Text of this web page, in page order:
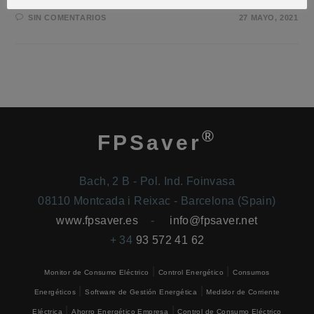
SIN COMENTARIOS 27 MAYO, 2021
FPSaver®
Bach, 2 B - Pol. Ind. Foinvasa
08110 Montcada i Reixac - Barcelona (Spain)
www.fpsaver.es - info@fpsaver.net
+ 34 93 572 41 62
Monitor de Consumo Eléctrico Control Energético |Consumos
Energéticos|Software de Gestión Energética Medidor de Corriente
Eléctrica |Ahorro Energético Empresa |Control de Consumo Eléctrico